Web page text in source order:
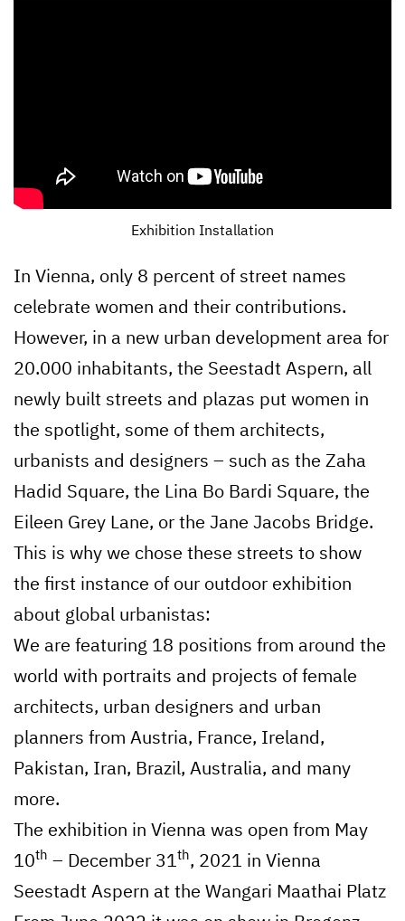
Exhibition Installation
In Vienna, only 8 percent of street names
celebrate women and their contributions.
However, in a new urban development area for
20.000 inhabitants, the Seestadt Aspern, all
newly built streets and plazas put women in
the spotlight, some of them architects,
urbanists and designers – such as the Zaha
Hadid Square, the Lina Bo Bardi Square, the
Eileen Grey Lane, or the Jane Jacobs Bridge.
This is why we chose these streets to show
the first instance of our outdoor exhibition
about global urbanistas:
We are featuring 18 positions from around the
world with portraits and projects of female
architects, urban designers and urban
planners from Austria, France, Ireland,
Pakistan, Iran, Brazil, Australia, and many
more.
The exhibition in Vienna was open from May
10th – December 31th, 2021 in Vienna
Seestadt Aspern at the Wangari Maathai Platz